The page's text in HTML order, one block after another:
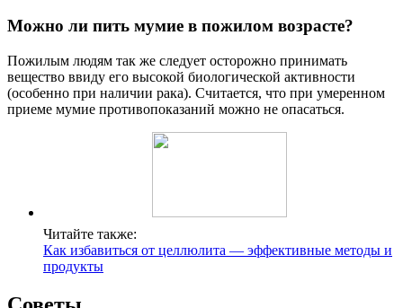
Можно ли пить мумие в пожилом возрасте?
Пожилым людям так же следует осторожно принимать
вещество ввиду его высокой биологической активности
(особенно при наличии рака). Считается, что при умеренном
приеме мумие противопоказаний можно не опасаться.
Читайте также:
Как избавиться от целлюлита — эффективные методы и
продукты